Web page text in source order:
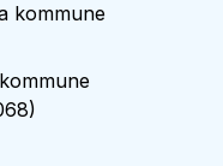
kommune
)